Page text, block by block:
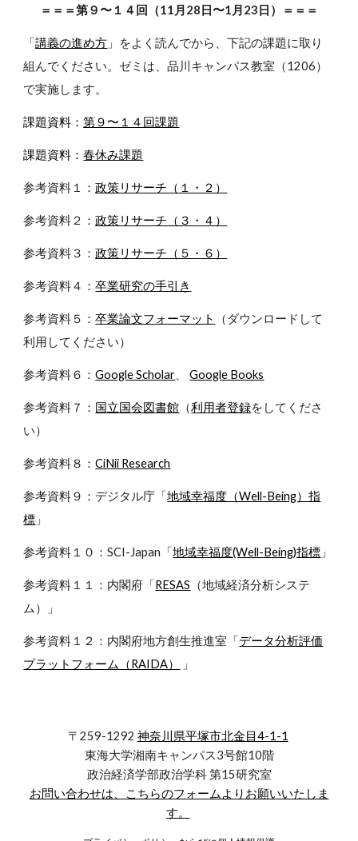
＝＝＝第９〜１４回（11月28日〜1月23日）＝＝＝
「講義の進め方 」をよく読んでから、下記の課題に取り
組んでください。ゼミは、品川キャンパス教室（1206）
で実施します。
課題資料：第９〜１４回課題
課題資料：春休み課題
参考資料１：政策リサーチ（１・２）
参考資料２：政策リサーチ（３・４）
参考資料３：政策リサーチ（５・６）
参考資料４：卒業研究の手引き
参考資料５：卒業論文フォーマット
（ダウンロードして
利用してください）
参考資料６：Google Scholar 、Google Books
参考資料７： 国立国会図書館 （利用者登録をしてくださ
い）
参考資料８：CiNii Research
参考資料９：デジタル庁「地域幸福度（Well-Being）指
標 」
参考資料１０：SCI-Japan「地域幸福度(Well-Being)指標 」
参考資料１１：内閣府「RESAS （地域経済分析システ
ム）」
参考資料１２：内閣府地方創生推進室「データ分析評価
プラットフォーム（RAIDA）
」
〒259-1292 神奈川県平塚市北金目4-1-1
東海大学湘南キャンパス3号館10階
政治経済学部政治学科 第15研究室
お問い合わせは、こちらのフォームよりお願いいたしま
す。